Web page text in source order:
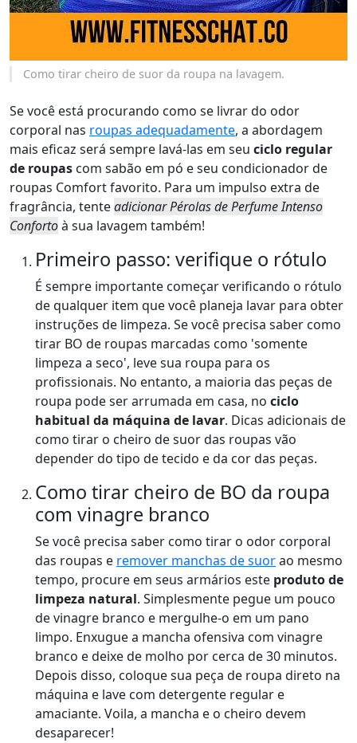
Como tirar cheiro de suor da roupa na lavagem.
Se você está procurando como se livrar do odor
corporal nas roupas adequadamente, a abordagem
mais eficaz será sempre lavá-las em seu ciclo regular
de roupas com sabão em pó e seu condicionador de
roupas Comfort favorito. Para um impulso extra de
fragrância, tenteadicionar Pérolas de Perfume Intenso
Confortoà sua lavagem também!
Primeiro passo: verifique o rótulo
É sempre importante começar verificando o rótulo
de qualquer item que você planeja lavar para obter
instruções de limpeza. Se você precisa saber como
tirar BO de roupas marcadas como 'somente
limpeza a seco', leve sua roupa para os
profissionais. No entanto, a maioria das peças de
roupa pode ser arrumada em casa, no ciclo
habitual da máquina de lavar. Dicas adicionais de
como tirar o cheiro de suor das roupas vão
depender do tipo de tecido e da cor das peças.
Como tirar cheiro de BO da roupa
com vinagre branco
Se você precisa saber como tirar o odor corporal
das roupas e remover manchas de suorao mesmo
tempo, procure em seus armários este produto de
limpeza natural. Simplesmente pegue um pouco
de vinagre branco e mergulhe-o em um pano
limpo. Enxugue a mancha ofensiva com vinagre
branco e deixe de molho por cerca de 30 minutos.
Depois disso, coloque sua peça de roupa direto na
máquina e lave com detergente regular e
amaciante. Voila, a mancha e o cheiro devem
desaparecer!